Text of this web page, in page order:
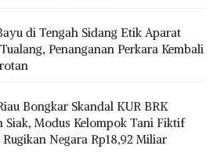
di Tengah Sidang Etik Aparat
Penanganan Perkara Kembali
Bongkar Skandal KUR BRK
Siak, Modus Kelompok Tani Fiktif
Negara Rp18,92 Miliar